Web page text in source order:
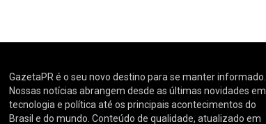
GazetaPR é o seu novo destino para se manter informado.
Nossas notícias abrangem desde as últimas novidades em
tecnologia e política até os principais acontecimentos do
Brasil e do mundo. Conteúdo de qualidade, atualizado em